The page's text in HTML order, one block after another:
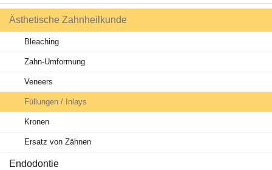
Behandlungen
Ratgeber Zähne
Aktuelles
Ästhetische Zahnheilkunde
Bleaching
Zahn-Umformung
Veneers
Füllungen / Inlays
Kronen
Ersatz von Zähnen
Endodontie